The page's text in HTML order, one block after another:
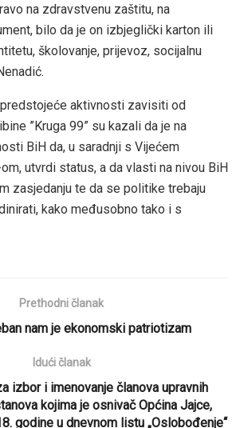
na zdravstvenu zaštitu, na
bilo da je on izbjeglički karton ili
školovanje, prijevoz, socijalnu
aktivnosti zavisiti od
”Kruga 99” su kazali da je na
BiH da, u saradnji s Vijećem
utvrdi status, a da vlasti na nivou BiH
zasjedanju te da se politike trebaju
kako međusobno tako i s
Prethodni članak
nam je ekonomski patriotizam
Idući članak
izbor i imenovanje članova upravnih
kojima je osnivač Općina Jajce,
godine u dnevnom listu „Oslobođenje“